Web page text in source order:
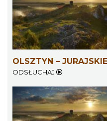
OLSZTYN –
ODSŁUCHAJ